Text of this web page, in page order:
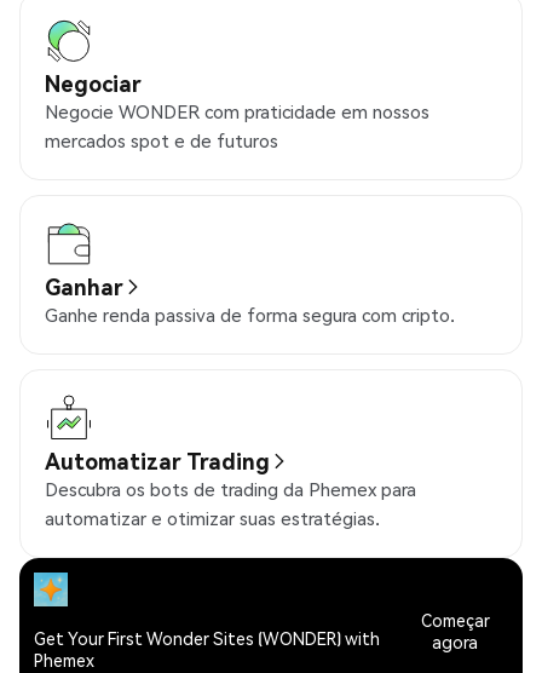
Negociar
Negocie WONDER com praticidade em nossos
mercados spot e de futuros
Ganhar
Ganhe renda passiva de forma segura com cripto.
Automatizar Trading
Descubra os bots de trading da Phemex para
automatizar e otimizar suas estratégias.
Get Your First Wonder Sites (WONDER) with
Phemex
Começar
agora